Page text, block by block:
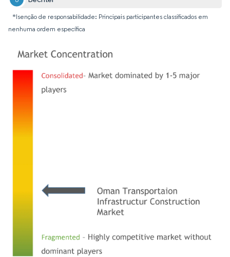
*Isenção de responsabilidade: Principais participantes classificados em
nenhuma ordem específica